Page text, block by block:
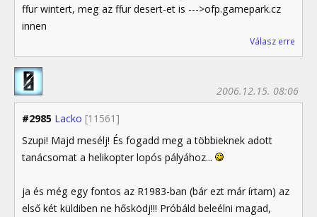
ffur wintert, meg az ffur desert-et is --->ofp.gamepark.cz
innen
Válasz erre
#2985 Lacko [11561]
2006.12.15. 08:06
Szupi! Majd mesélj! És fogadd meg a többieknek adott
tanácsomat a helikopter lopós pályához...
ja és még egy fontos az R1983-ban (bár ezt már írtam) az
első két küldiben ne hősködj!!! Próbáld beleélni magad,